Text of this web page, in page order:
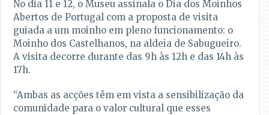
No dia 11 e 12, o Museu assinala o Dia dos Moinhos
Abertos de Portugal com a proposta de visita
guiada a um moinho em pleno funcionamento: o
Moinho dos Castelhanos, na aldeia de Sabugueiro.
A visita decorre durante das 9h às 12h e das 14h às
17h.
“Ambas as acções têm em vista a sensibilização da
comunidade para o valor cultural que esses